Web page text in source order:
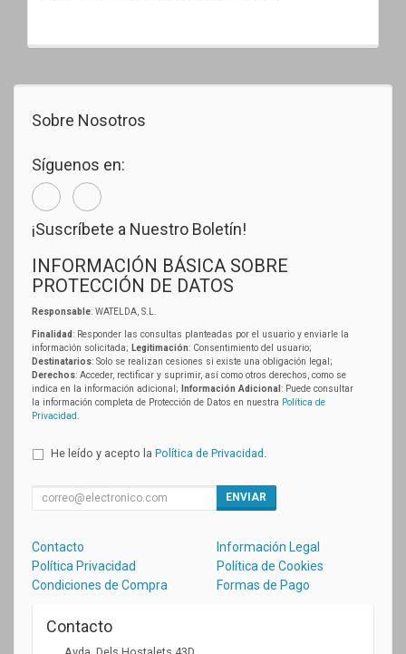
Sobre Nosotros
Síguenos en:
¡Suscríbete a Nuestro Boletín!
INFORMACIÓN BÁSICA SOBRE
PROTECCIÓN DE DATOS
Responsable: WATELDA, S.L.
Finalidad: Responder las consultas planteadas por el usuario y enviarle la
información solicitada; Legitimación: Consentimiento del usuario;
Destinatarios: Solo se realizan cesiones si existe una obligación legal;
Derechos: Acceder, rectificar y suprimir, así como otros derechos, como se
indica en la información adicional;
Información Adicional : Puede consultar
la información completa de Protección de Datos en nuestra Política de
Privacidad
He leído y acepto la Política de Privacidad
ENVIAR
Contacto
Información Legal
Política Privacidad
Política de Cookies
Condiciones de Compra
Formas de Pago
Contacto